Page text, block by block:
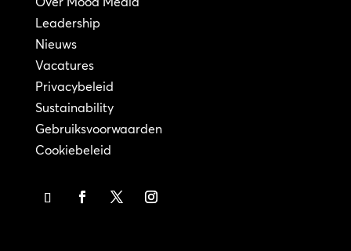
Leadership
Nieuws
Vacatures
Privacybeleid
Sustainability
Gebruiksvoorwaarden
Cookiebeleid